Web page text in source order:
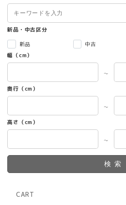
新品・中古区分
新品
中古
幅（cm）
～
奥行（cm）
～
高さ（cm）
～
検索
CART